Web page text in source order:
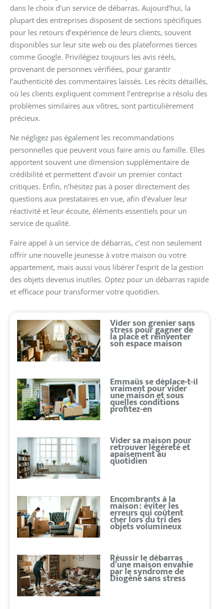
dans le choix d’un service de débarras. Aujourd’hui, la
plupart des entreprises disposent de sections spécifiques
pour les retours d’expérience de leurs clients, souvent
disponibles sur leur site web ou des plateformes tierces
comme Google. Privilégiez toujours les avis réels,
provenant de personnes vérifiées, pour garantir
l’authenticité des commentaires laissés. Les récits détaillés,
où les clients expliquent comment l’entreprise a résolu des
problèmes similaires aux vôtres, sont particulièrement
précieux.
Ne négligez pas également les recommandations
personnelles que peuvent vous faire amis ou famille. Elles
apportent souvent une dimension supplémentaire de
crédibilité et permettent d’avoir un premier contact
critiques. Enfin, n’hésitez pas à poser directement des
questions aux prestataires en vue, afin d’évaluer leur
réactivité et leur écoute, éléments essentiels pour un
service de qualité.
Faire appel à un service de débarras, c’est non seulement
offrir une nouvelle jeunesse à votre maison ou votre
appartement, mais aussi vous libérer l’esprit de la gestion
des objets devenus inutiles. Optez pour un débarras rapide
et efficace pour transformer votre quotidien.
Vider son grenier sans
stress pour gagner de
la place et réinventer
son espace maison
Emmaüs se déplace-t-il
vraiment pour vider
une maison et sous
quelles conditions
profitez-en
Vider sa maison pour
retrouver légèreté et
apaisement au
quotidien
Encombrants à la
maison : éviter les
erreurs qui coûtent
cher lors du tri des
objets volumineux
Réussir le débarras
d’une maison envahie
par le syndrome de
Diogène sans stress